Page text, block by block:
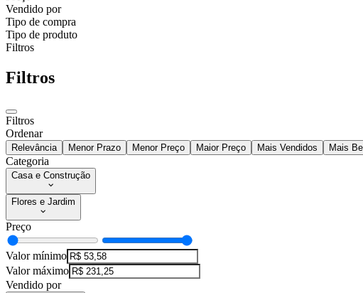
Vendido por
Tipo de compra
Tipo de produto
Filtros
Filtros
Filtros
Ordenar
Relevância Menor Prazo Menor Preço Maior Preço Mais Vendidos Mais
Categoria
Casa e Construção
Flores e Jardim
Preço
Valor mínimo
Valor máximo
Vendido por